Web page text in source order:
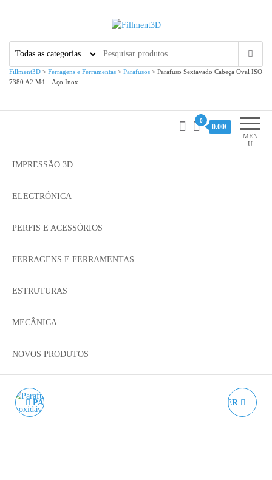
Fillment3D
Fillment3D > Ferragens e Ferramentas > Parafusos > Parafuso Sextavado Cabeça Oval ISO
7380 A2 M4 – Aço Inox.
MEN
U
0
0.00€
IMPRESSÃO 3D
ELECTRÓNICA
PERFIS E ACESSÓRIOS
FERRAGENS E FERRAMENTAS
ESTRUTURAS
MECÂNICA
NOVOS PRODUTOS
PARAFUSO SEXTAVADO VENTOINHAS BLOWER